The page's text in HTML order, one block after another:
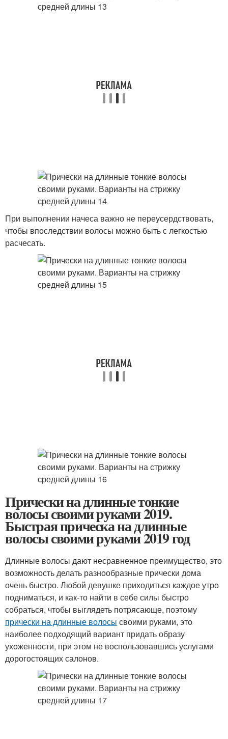
При выполнении начеса важно не переусердствовать,
чтобы впоследствии волосы можно быть с легкостью
расчесать.
Прически на длинные тонкие
волосы своими руками 2019.
Быстрая прическа на длинные
волосы своими руками 2019 год
Длинные волосы дают несравненное преимущество, это
возможность делать разнообразные прически дома
очень быстро. Любой девушке приходиться каждое утро
подниматься, и как-то найти в себе силы быстро
собраться, чтобы выглядеть потрясающе, поэтому
прически на длинные волосы своими руками, это
наиболее подходящий вариант придать образу
ухоженности, при этом не воспользовавшись услугами
дорогостоящих салонов.